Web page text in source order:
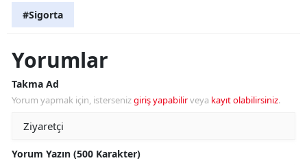
#Sigorta
Yorumlar
Takma Ad
Yorum yapmak için, istersenizgiriş yapabilirveya kayıt olabilirsiniz.
Yorum Yazın (500 Karakter)